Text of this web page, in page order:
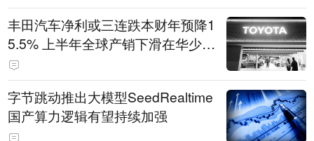
丰田汽车净利或三连跌本财年预降1
5.5% 上半年全球产销下滑在华少卖
14.3万辆
字节跳动推出大模型SeedRealtime
国产算力逻辑有望持续加强